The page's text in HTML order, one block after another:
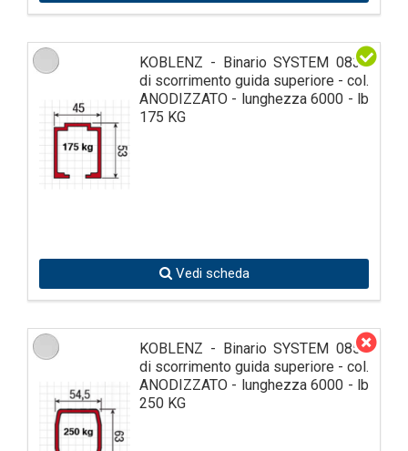
KOBLENZ - Binario SYSTEM 0830
di scorrimento guida superiore - col.
ANODIZZATO - lunghezza 6000 - lb
175 KG
Vedi scheda
KOBLENZ - Binario SYSTEM 0850
di scorrimento guida superiore - col.
ANODIZZATO - lunghezza 6000 - lb
250 KG